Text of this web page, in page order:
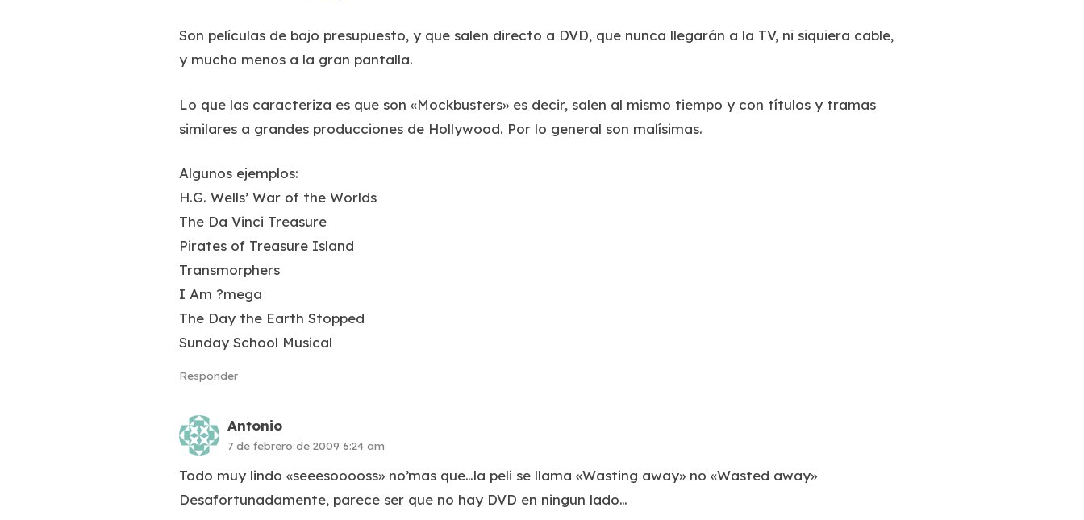
Son películas de bajo presupuesto, y que salen directo a DVD, que nunca llegarán a la TV, ni siquiera cable,
y mucho menos a la gran pantalla.
Lo que las caracteriza es que son «Mockbusters» es decir, salen al mismo tiempo y con títulos y tramas
similares a grandes producciones de Hollywood. Por lo general son malísimas.
Algunos ejemplos:
H.G. Wells’ War of the Worlds
The Da Vinci Treasure
Pirates of Treasure Island
Transmorphers
I Am ?mega
The Day the Earth Stopped
Sunday School Musical
Responder
Antonio
7 de febrero de 2009 6:24 am
Todo muy lindo «seeesooooss» no’mas que…la peli se llama «Wasting away» no «Wasted away»
Desafortunadamente, parece ser que no hay DVD en ningun lado…